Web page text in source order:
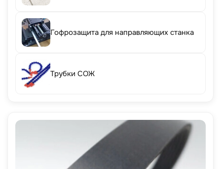
Гофрозащита для направляющих станка
Трубки СОЖ